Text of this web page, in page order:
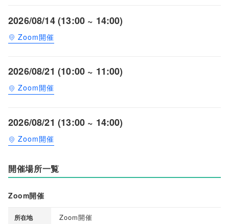
2026/08/14 (13:00 ~ 14:00)
Zoom開催
2026/08/21 (10:00 ~ 11:00)
Zoom開催
2026/08/21 (13:00 ~ 14:00)
Zoom開催
開催場所一覧
Zoom開催
所在地 Zoom開催